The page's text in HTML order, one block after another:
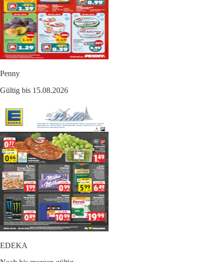
Penny
Gültig bis 15.08.2026
EDEKA